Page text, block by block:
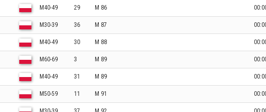
M40-49 29 M 86
M30-39 36 M 87
M40-49 30 M 88
M60-69 3 M 89
M40-49 31 M 89
M50-59 11 M 91